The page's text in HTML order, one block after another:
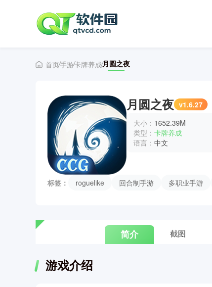
首页手游卡牌养成月圆之夜
月圆之夜 v1.6.27
大小： 1652.39M
类型： 卡牌养成
语言： 中文
标签： roguelike 回合制手游 多职业手游
简介 截图
游戏介绍